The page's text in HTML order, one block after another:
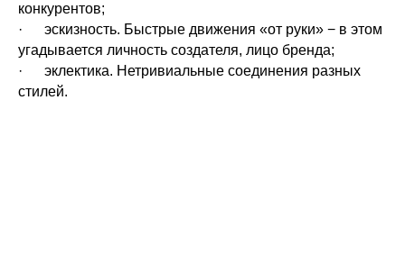
конкурентов;
· эскизность. Быстрые движения «от руки» − в этом
угадывается личность создателя, лицо бренда;
· эклектика. Нетривиальные соединения разных
стилей.